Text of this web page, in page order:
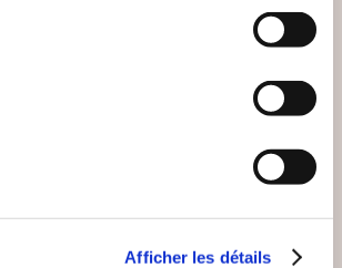
Afficher les détails
Bien-être, santé, famille